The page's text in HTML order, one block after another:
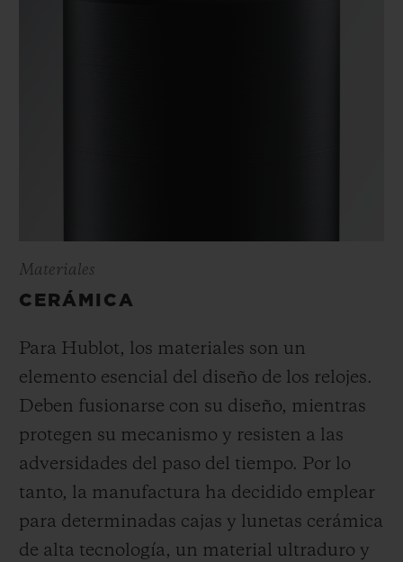
Materiales
CERÁMICA
Para Hublot, los materiales son un
elemento esencial del diseño de los relojes.
Deben fusionarse con su diseño, mientras
protegen su mecanismo y resisten a las
adversidades del paso del tiempo. Por lo
tanto, la manufactura ha decidido emplear
para determinadas cajas y lunetas cerámica
de alta tecnología, un material ultraduro y